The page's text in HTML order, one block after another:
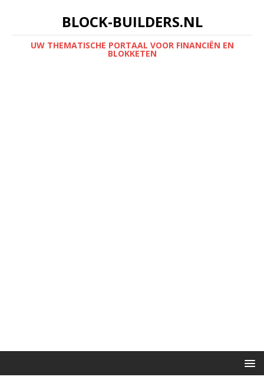
BLOCK-BUILDERS.NL
UW THEMATISCHE PORTAAL VOOR FINANCIËN EN
BLOKKETEN